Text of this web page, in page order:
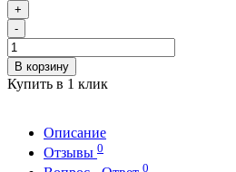
+
-
В корзину
Купить в 1 клик
Описание
Отзывы 0
0